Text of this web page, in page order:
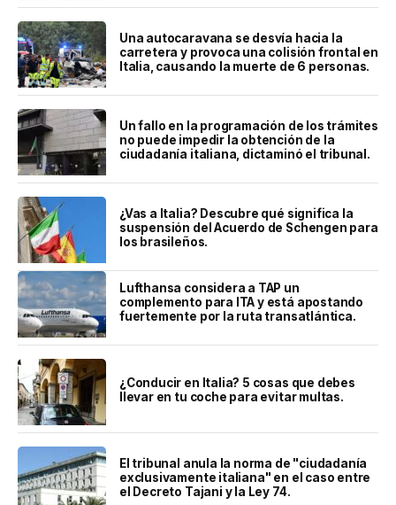
Una autocaravana se desvía hacia la
carretera y provoca una colisión frontal en
Italia, causando la muerte de 6 personas.
Un fallo en la programación de los trámites
no puede impedir la obtención de la
ciudadanía italiana, dictaminó el tribunal.
¿Vas a Italia? Descubre qué significa la
suspensión del Acuerdo de Schengen para
los brasileños.
Lufthansa considera a TAP un
complemento para ITA y está apostando
fuertemente por la ruta transatlántica.
¿Conducir en Italia? 5 cosas que debes
llevar en tu coche para evitar multas.
El tribunal anula la norma de "ciudadanía
exclusivamente italiana" en el caso entre
el Decreto Tajani y la Ley 74.